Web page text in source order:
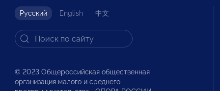
Русский English 中文
© 2023 Общероссийская общественная
организация малого и среднего